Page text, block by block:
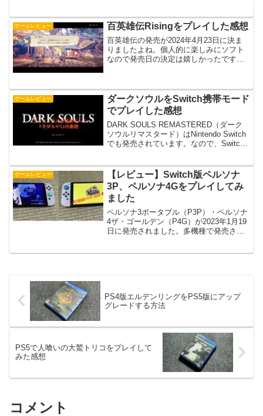
な感じだったのか紹介したいと思いま
す。※2023年11月26...
ゲームレビュー 百英雄伝Risingをプレイした感想
百英雄伝の発売が2024年4月23日に決ま
りましたよね。個人的に楽しみにソフト
なので発売日の決定は嬉しかったです。
す。プレイ機種はNintendo Switch版...
ゲームレビュー
ダークソウルをSwitch携帯モード
でプレイした感想
DARK SOULS REMASTERED（ダーク
ソウルリマスタード）はNintendo Switch
でも発売されています。なので、Switch
てどんな感じだったのか感...
ゲームレビュー
【レビュー】Switch版ペルソナ
3P、ペルソナ4Gをプレイしてみ
ました
ペルソナ3ポータブル（P3P）・ペルソナ
4ザ・ゴールデン（P4G）が2023年1月19
日に発売されました。多機種で発売され
PS4版エルデンリングをPS5版にアップ
グレードする方法
PS5で人喰いの大鷲トリコをプレイして
みた感想
コメント